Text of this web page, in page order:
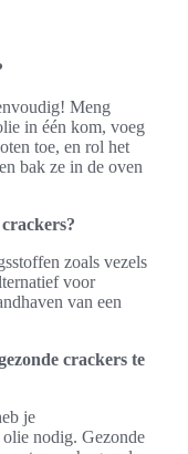
Meng
in één kom, voeg
toe, en rol het
bak ze in de oven
zoals vezels
voor
van een
crackers te
je
olie nodig. Gezonde